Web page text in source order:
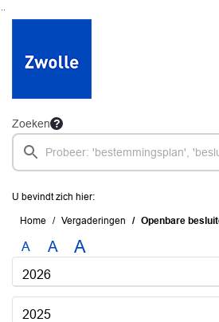
Ga naar de inhoud van deze pagina
Ga naar het zoeken
Ga naar het menu
Zoeken
U bevindt zich hier:
Home Vergaderingen Openbare
A A A
2026
2025